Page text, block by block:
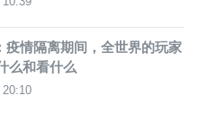
疫情隔离期间，全世界的玩家
么和看什么
20:10